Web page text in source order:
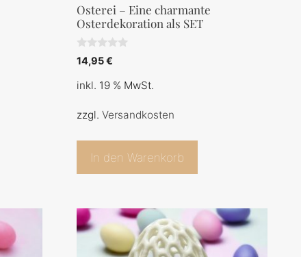
Osterei – Eine charmante
Osterdekoration als SET
0
v
n
14,95€
inkl. 19 % MwSt.
zzgl. Versandkosten
In den Warenkorb